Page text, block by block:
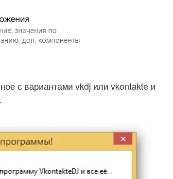
с вариантами vkdj или vkontakte и